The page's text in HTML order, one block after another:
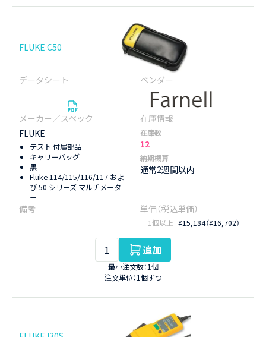
FLUKE C50
FLUKE
テスト 付属部品
キャリーバッグ
黒
Fluke 114/115/116/117 およ
び 50 シリーズ マルチメータ
ー
在庫数
12
納期概算
通常2週間以内
1個以上 ¥15,184（¥16,702）
追加
最小注文数：1個
注文単位：1個ずつ